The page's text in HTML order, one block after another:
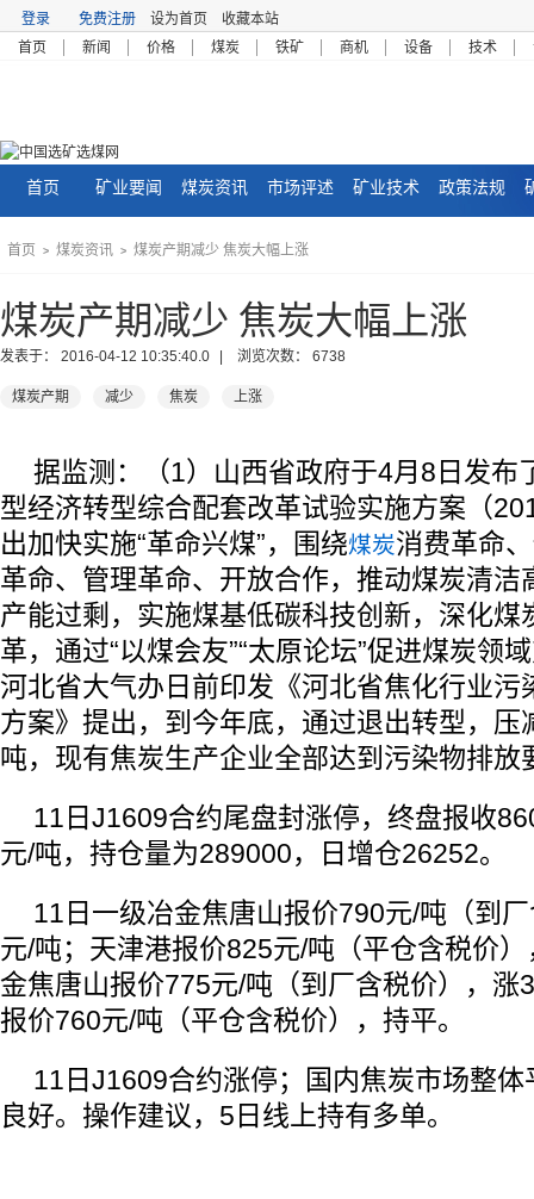
登录 免费注册 设为首页
收藏本站
首页
新闻 价格 煤炭 铁矿 商机 设备 技术
首页 矿业要闻 煤炭资讯 市场评述 矿业技术 政策法规
首页 > 煤炭资讯 > 煤炭产期减少 焦炭大幅上涨
煤炭产期减少 焦炭大幅上涨
发表于： 2016-04-12 10:35:40.0 | 浏览次数： 6738
煤炭产期 减少 焦炭 上涨
据监测：（1）山西省政府于4月8日发布
型经济转型综合配套改革试验实施方案（
出加快实施“革命兴煤”，围绕煤炭消费革命
革命、管理革命、开放合作，推动煤炭清洁
产能过剩，实施煤基低碳科技创新，深化煤
革，通过“以煤会友”“太原论坛”促进煤炭领
河北省大气办日前印发《河北省焦化行业污
方案》提出，到今年底，通过退出转型，压
吨，现有焦炭生产企业全部达到污染物排放
11日J1609合约尾盘封涨停，终盘报收
元/吨，持仓量为289000，日增仓26252。
11日一级冶金焦唐山报价790元/吨（到
元/吨；天津港报价825元/吨（平仓含税价
金焦唐山报价775元/吨（到厂含税价），涨
报价760元/吨（平仓含税价），持平。
11日J1609合约涨停；国内焦炭市场整
良好。操作建议，5日线上持有多单。